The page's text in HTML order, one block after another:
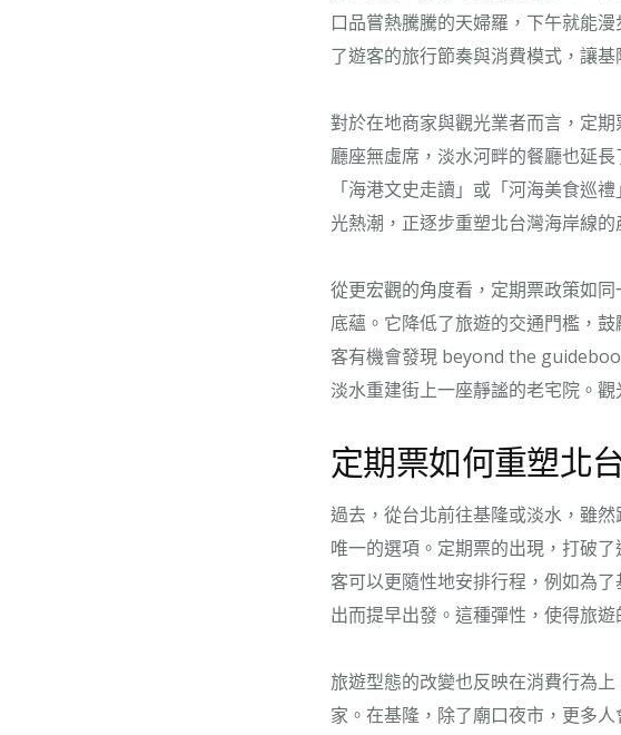
口品嘗熱騰騰的天婦羅，下午就能
了遊客的旅行節奏與消費模式，讓
對於在地商家與觀光業者而言，定
廳座無虛席，淡水河畔的餐廳也延
「海港文史走讀」或「河海美食巡
光熱潮，正逐步重塑北台灣海岸線
從更宏觀的角度看，定期票政策如
底蘊。它降低了旅遊的交通門檻，
客有機會發現 beyond the
淡水重建街上一座靜謐的老宅院。
定期票如何重塑北
過去，從台北前往基隆或淡水，雖
唯一的選項。定期票的出現，打破
客可以更隨性地安排行程，例如為
出而提早出發。這種彈性，使得旅
旅遊型態的改變也反映在消費行為
家。在基隆，除了廟口夜市，更多